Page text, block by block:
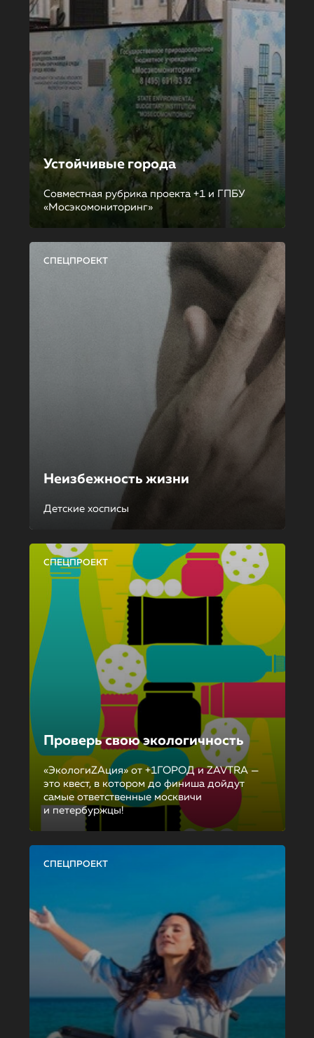
Устойчивые города
Совместная рубрика проекта +1 и ГПБУ
«Мосэкомониторинг»
СПЕЦПРОЕКТ
Неизбежность жизни
Детские хосписы
СПЕЦПРОЕКТ
Проверь свою экологичность
«ЭкологиZAция» от +1ГОРОД и ZAVTRA —
это квест, в котором до финиша дойдут
самые ответственные москвичи
и петербуржцы!
СПЕЦПРОЕКТ